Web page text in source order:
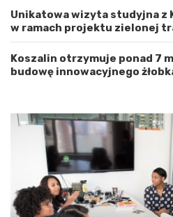
c
h
o
d
n
p
k
i
n
o
ś
ć
Unikatowa wizyta studyjna z
w ramach projektu zielonej
energetycznej
Koszalin otrzymuje ponad 7
budowę innowacyjnego